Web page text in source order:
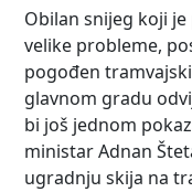
Obilan snijeg koji
velike probleme,
pogođen
glavnom gradu
bi još jednom
ministar Adnan
ugradnju skija na